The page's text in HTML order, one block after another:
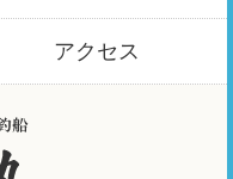
アクセス